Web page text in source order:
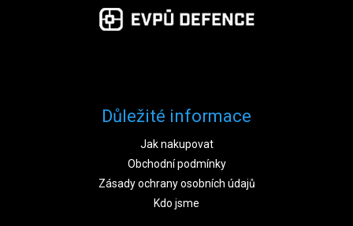
Důležité informace
Jak nakupovat
Obchodní podmínky
Zásady ochrany osobních údajů
Kdo jsme